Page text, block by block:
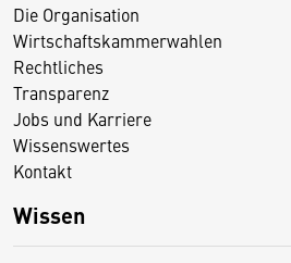
Die Organisation
Wirtschaftskammerwahlen
Rechtliches
Transparenz
Jobs und Karriere
Wissenswertes
Kontakt
Wissen